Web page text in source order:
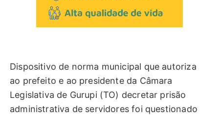
Dispositivo de norma municipal que autoriza
ao prefeito e ao presidente da Câmara
Legislativa de Gurupi (TO) decretar prisão
administrativa de servidores foi questionado